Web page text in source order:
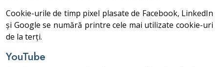
Cookie-urile de timp pixel plasate de Facebook, LinkedIn
și Google se numără printre cele mai utilizate cookie-uri
de la terți.
YouTube